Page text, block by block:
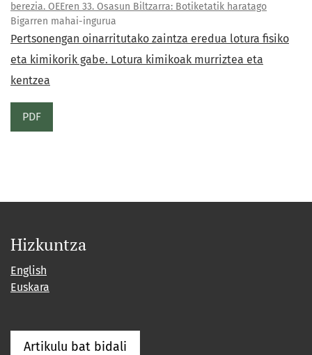
berezia. OEEren 33. Osasun Biltzarra: Botiketatik haratago
Bigarren mahai-ingurua
Pertsonengan oinarritutako zaintza eredua lotura fisiko
eta kimikorik gabe. Lotura kimikoak murriztea eta
kentzea
PDF
Hizkuntza
English
Euskara
Artikulu bat bidali